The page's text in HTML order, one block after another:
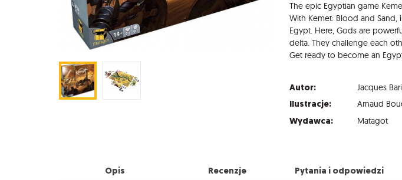
The epic Egyptian game
With Kemet: Blood and Sand,
Egypt. Here, Gods are
delta. They challenge each
Autor: Jacques
Ilustracje: Arnaud
Wydawca: Matagot
Opis Recenzje Pytania i odpowiedzi